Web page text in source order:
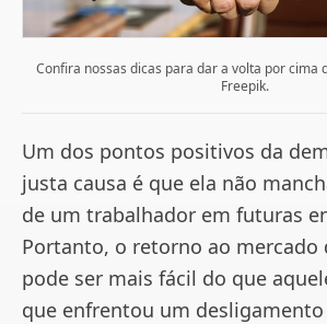
Confira nossas dicas para dar a volta por cima
Freepik.
Um dos pontos positivos da
justa causa é que ela não
de um trabalhador em futuras
Portanto, o retorno ao mercado
pode ser mais fácil do que
que enfrentou um